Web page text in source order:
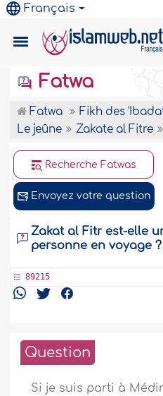
Français
Fatwa
Fatwa
Fikh des
Le jeûne
Zakate al Fitre
Recherche Fatwas
Envoyez votre question
Zakat al Fitr est-elle
personne en voyage ?
89215
Question
Si je suis parti à